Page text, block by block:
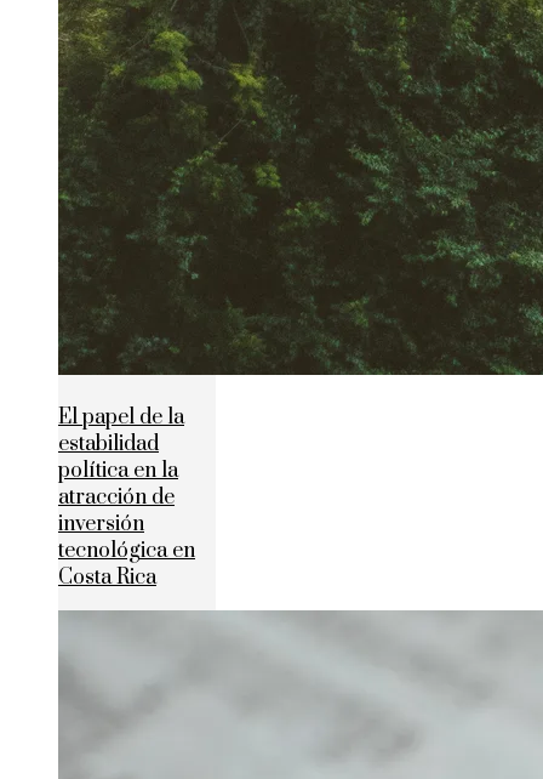
El papel de la
estabilidad
política en la
atracción de
inversión
tecnológica en
Costa Rica